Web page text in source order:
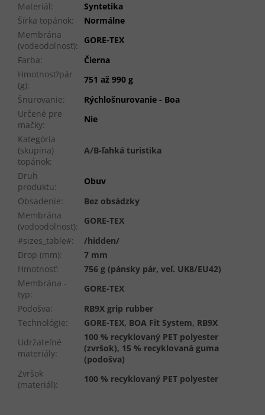
Materiál:
Syntetika
Šírka topánok:
Normálne
Membrána
(vodeodolnosť):
GORE-TEX
Farba:
Čierna
Hmotnosť/pár
(g):
751 až 990 g
Šnurovanie:
Rýchlošnurovanie - Boa
Určené pre
mačky:
Nie
Kategória
(skupina)
topánok:
A/B-ľahká turistika
Druh
produktu:
Obuv
Obsadenie:
Bez obsádzky
Membrána
(vodoodolnosť):
GORE-TEX
#sizes_table#:
/hidden/
Drop (mm):
7 mm
Hmotnosť:
756 g (pánsky pár, veľ. UK8/EU42)
Membrána -
typ:
GORE-TEX
Podošva:
RB9X grip rubber
Technológie:
GORE-TEX, BOA Fit System, RB9X
Udržateľné
materiály:
100 % recyklovaný PET polyester
(zvršok), 15 % recyklovaná guma
(podošva)
Zvršok
(materiál):
100 % recyklovaný PET polyester